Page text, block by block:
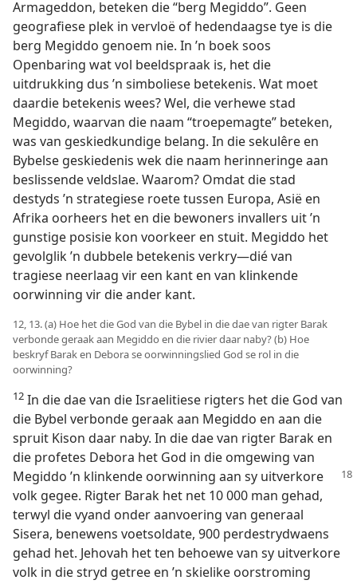
Armageddon, beteken die “berg Megiddo”. Geen
geografiese plek in vervloë of hedendaagse tye is die
berg Megiddo genoem nie. In ’n boek soos
Openbaring wat vol beeldspraak is, het die
uitdrukking dus ’n simboliese betekenis. Wat moet
daardie betekenis wees? Wel, die verhewe stad
Megiddo, waarvan die naam “troepemagte” beteken,
was van geskiedkundige belang. In die sekulêre en
Bybelse geskiedenis wek die naam herinneringe aan
beslissende veldslae. Waarom? Omdat die stad
destyds ’n strategiese roete tussen Europa, Asië en
Afrika oorheers het en die bewoners invallers uit ’n
gunstige posisie kon voorkeer en stuit. Megiddo het
gevolglik ’n dubbele betekenis verkry—dié van
tragiese neerlaag vir een kant en van klinkende
oorwinning vir die ander kant.
12, 13. (a) Hoe het die God van die Bybel in die dae van rigter Barak
verbonde geraak aan Megiddo en die rivier daar naby? (b) Hoe
beskryf Barak en Debora se oorwinningslied God se rol in die
oorwinning?
12 In die dae van die Israelitiese rigters het die God van
die Bybel verbonde geraak aan Megiddo en aan die
spruit Kison daar naby. In die dae van rigter Barak en
die profetes Debora het God in die omgewing van
Megiddo ’n klinkende oorwinning aan sy uitverkore
volk gegee. Rigter Barak het net 10 000 man gehad,
terwyl die vyand onder aanvoering van generaal
Sisera, benewens voetsoldate, 900 perdestrydwaens
gehad het. Jehovah het ten behoewe van sy uitverkore
volk in die stryd getree en ’n skielike oorstroming